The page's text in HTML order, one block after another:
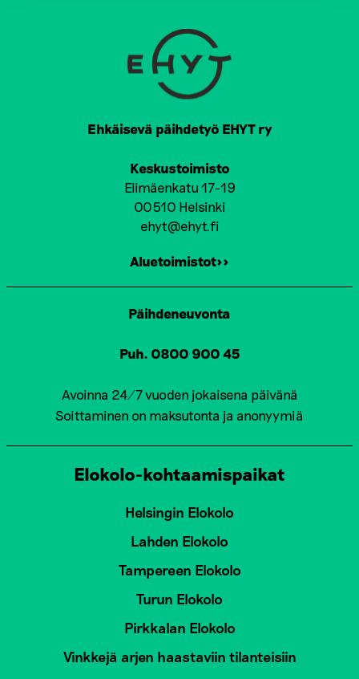
Ehkäisevä päihdetyö EHYT ry
Keskustoimisto
Elimäenkatu 17-19
00510 Helsinki
ehyt@ehyt.fi
Aluetoimistot>>
Päihdeneuvonta
Puh. 0800 900 45
Avoinna 24/7 vuoden jokaisena päivänä
Soittaminen on maksutonta ja anonyymiä
Elokolo-kohtaamispaikat
Helsingin Elokolo
Lahden Elokolo
Tampereen Elokolo
Turun Elokolo
Pirkkalan Elokolo
Vinkkejä arjen haastaviin tilanteisiin